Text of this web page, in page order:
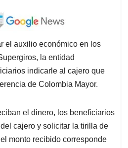
el auxilio económico en los
la entidad
indicarle al cajero que
de Colombia Mayor.
el dinero, los beneficiarios
cajero y solicitar la tirilla de
monto recibido corresponde